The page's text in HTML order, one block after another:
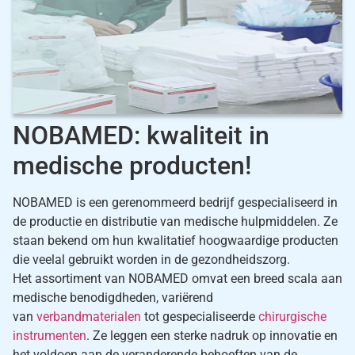
NOBAMED: kwaliteit in
medische producten!
NOBAMED is een gerenommeerd bedrijf gespecialiseerd in
de productie en distributie van medische hulpmiddelen. Ze
staan bekend om hun kwalitatief hoogwaardige producten
die veelal gebruikt worden in de gezondheidszorg.
Het assortiment van NOBAMED omvat een breed scala aan
medische benodigdheden, variërend
van verbandmaterialen tot gespecialiseerde chirurgische
instrumenten. Ze leggen een sterke nadruk op innovatie en